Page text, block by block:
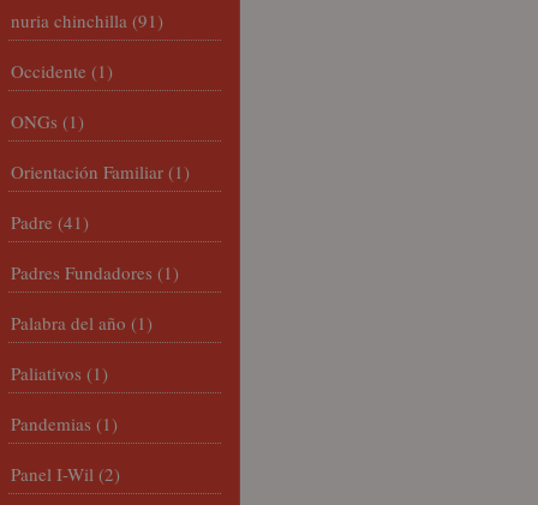
nuria chinchilla (91)
Occidente (1)
ONGs (1)
Orientación Familiar (1)
Padre (41)
Padres Fundadores (1)
Palabra del año (1)
Paliativos (1)
Pandemias (1)
Panel I-Wil (2)